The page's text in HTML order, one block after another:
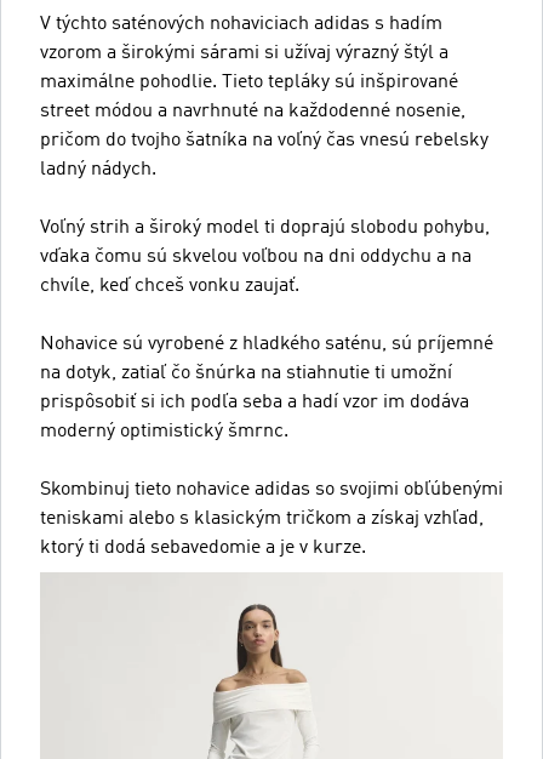
V týchto saténových nohaviciach adidas s hadím
vzorom a širokými sárami si užívaj výrazný štýl a
maximálne pohodlie. Tieto tepláky sú inšpirované
street módou a navrhnuté na každodenné nosenie,
pričom do tvojho šatníka na voľný čas vnesú rebelsky
ladný nádych.
Voľný strih a široký model ti doprajú slobodu pohybu,
vďaka čomu sú skvelou voľbou na dni oddychu a na
chvíle, keď chceš vonku zaujať.
Nohavice sú vyrobené z hladkého saténu, sú príjemné
na dotyk, zatiaľ čo šnúrka na stiahnutie ti umožní
prispôsobiť si ich podľa seba a hadí vzor im dodáva
moderný optimistický šmrnc.
Skombinuj tieto nohavice adidas so svojimi obľúbenými
teniskami alebo s klasickým tričkom a získaj vzhľad,
ktorý ti dodá sebavedomie a je v kurze.